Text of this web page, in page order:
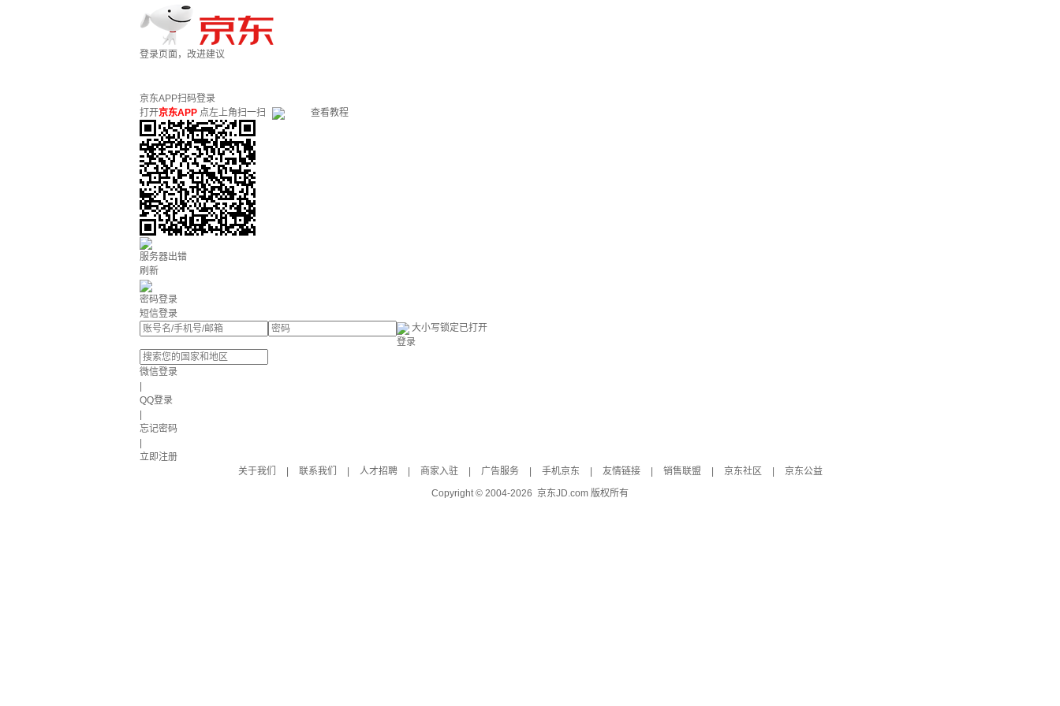
登录页面，改进建议
京东APP扫码登录
打开京东APP 点左上角扫一扫 查看教程
服务器出错
刷新
密码登录
短信登录
大小写锁定已打开
登录
微信登录
QQ登录
忘记密码
立即注册
关于我们
联系我们 人才招聘 商家入驻 广告服务 手机京东 友情链接 销售联盟 京东社区
京东公益
Copyright © 2004-2026 京东JD.com 版权所有